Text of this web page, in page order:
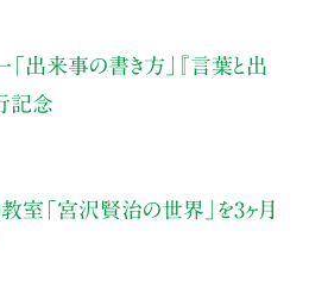
「出来事の書き方」
『言葉と出
記念
教室 「宮沢賢治の世界」を3ヶ月